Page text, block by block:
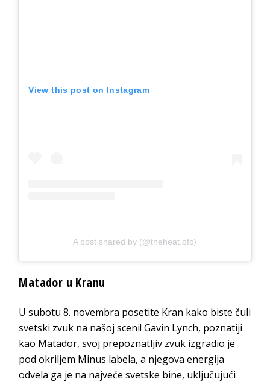
View this post on Instagram
A post shared by (@theheat.ofc)
Matador u Kranu
U subotu 8. novembra posetite Kran kako biste čuli
svetski zvuk na našoj sceni! Gavin Lynch, poznatiji
kao Matador, svoj prepoznatljiv zvuk izgradio je
pod okriljem Minus labela, a njegova energija
odvela ga je na najveće svetske bine, uključujući